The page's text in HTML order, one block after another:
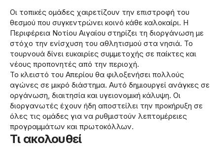
Οι τοπικές ομάδες χαιρετίζουν την επιστροφή του
θεσμού που συγκεντρώνει κοινό κάθε καλοκαίρι. Η
Περιφέρεια Νοτίου Αιγαίου στηρίζει τη διοργάνωση με
στόχο την ενίσχυση του αθλητισμού στα νησιά. Το
τουρνουά δίνει ευκαιρίες συμμετοχής σε παίκτες και
νέους προπονητές από την περιοχή.
Το κλειστό του Απερίου θα φιλοξενήσει πολλούς
αγώνες σε μικρό διάστημα. Αυτό δημιουργεί ανάγκες σε
οργάνωση, διαιτησία και υγειονομική κάλυψη. Οι
διοργανωτές έχουν ήδη αποστείλει την προκήρυξη σε
όλες τις ομάδες για να ρυθμιστούν λεπτομέρειες
προγραμμάτων και πρωτοκόλλων.
Τι ακολουθεί